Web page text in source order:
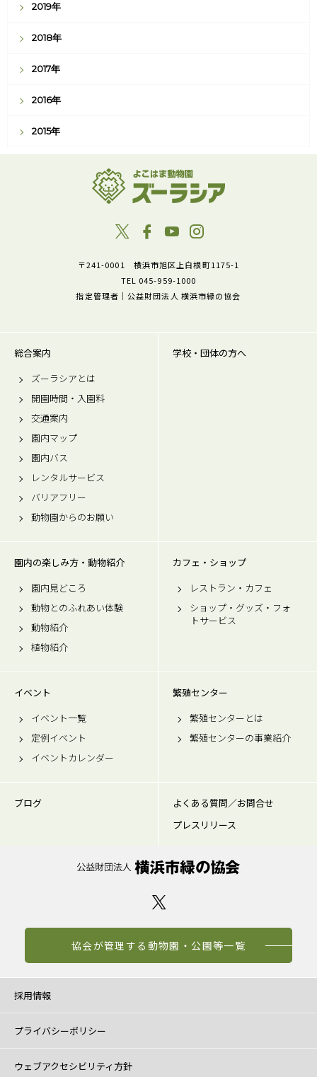
2019年
2018年
2017年
2016年
2015年
〒241-0001 横浜市旭区上白根町1175-1
TEL 045-959-1000
指定管理者｜公益財団法人 横浜市緑の協会
総合案内
ズーラシアとは
開園時間・入園料
交通案内
園内マップ
園内バス
レンタルサービス
バリアフリー
動物園からのお願い
学校・団体の方へ
園内の楽しみ方・動物紹介
園内見どころ
動物とのふれあい体験
動物紹介
植物紹介
カフェ・ショップ
レストラン・カフェ
ショップ・グッズ・フォ
トサービス
イベント
イベント一覧
定例イベント
イベントカレンダー
繁殖センター
繁殖センターとは
繁殖センターの事業紹介
ブログ
よくある質問／お問合せ
プレスリリース
協会が管理する動物園・公園等一覧
採用情報
プライバシーポリシー
ウェブアクセシビリティ方針